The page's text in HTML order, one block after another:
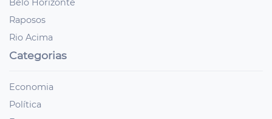
Belo Horizonte
Raposos
Rio Acima
Categorias
Economia
Política